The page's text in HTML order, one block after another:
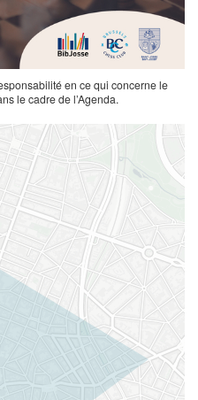
en ce qui concerne le
le cadre de l’Agenda.